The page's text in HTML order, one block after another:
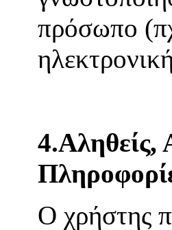
πρόσωπο
4.Αληθείς,
Ο χρήστης